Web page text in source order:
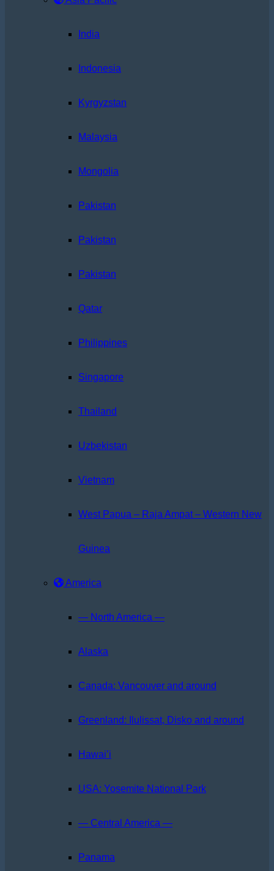
India
Indonesia
Kyrgyzstan
Malaysia
Mongolia
Pakistan
Pakistan
Pakistan
Qatar
Philippines
Singapore
Thailand
Uzbekistan
Vietnam
West Papua – Raja Ampat – Western New
Guinea
America
— North America —
Alaska
Canada: Vancouver and around
Greenland: Ilulissat, Disko and around
Hawai’i
USA: Yosemite National Park
— Central America —
Panama